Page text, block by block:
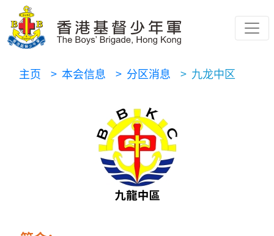
主页 > 本会信息 > 分区消息 > 九龙中区